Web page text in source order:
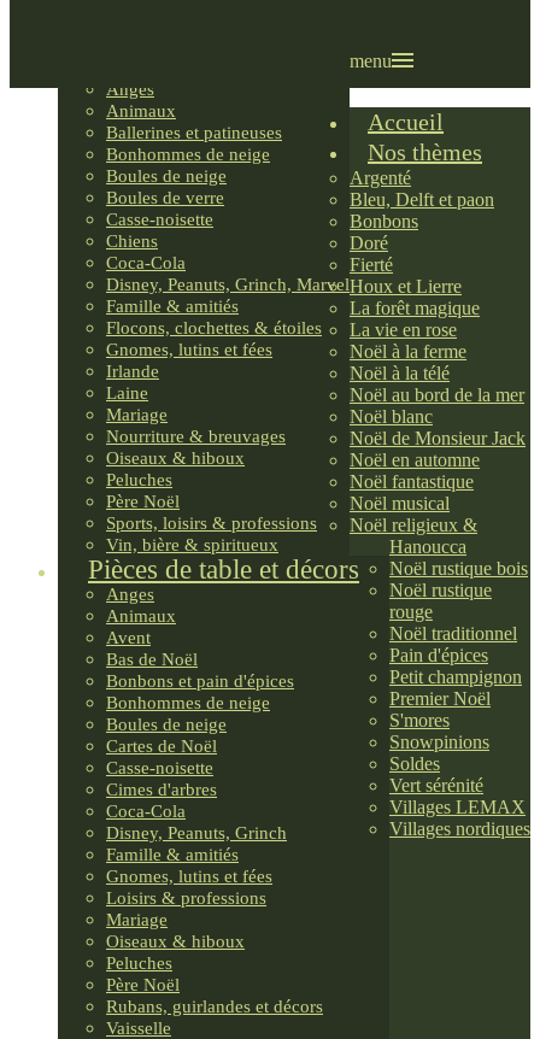
Anges
Animaux
Ballerines et patineuses
Bonhommes de neige
Boules de neige
Boules de verre
Casse-noisette
Chiens
Coca-Cola
Disney, Peanuts, Grinch, Marvel
Famille & amitiés
Flocons, clochettes & étoiles
Gnomes, lutins et fées
Irlande
Laine
Mariage
Nourriture & breuvages
Oiseaux & hiboux
Peluches
Père Noël
Sports, loisirs & professions
Vin, bière & spiritueux
Pièces de table et décors
Anges
Animaux
Avent
Bas de Noël
Bonbons et pain d'épices
Bonhommes de neige
Boules de neige
Cartes de Noël
Casse-noisette
Cimes d'arbres
Coca-Cola
Disney, Peanuts, Grinch
Famille & amitiés
Gnomes, lutins et fées
Loisirs & professions
Mariage
Oiseaux & hiboux
Peluches
Père Noël
Rubans, guirlandes et décors
Vaisselle
menu
Accueil
Nos thèmes
Argenté
Bleu, Delft et paon
Bonbons
Doré
Fierté
Houx et Lierre
La forêt magique
La vie en rose
Noël à la ferme
Noël à la télé
Noël au bord de la mer
Noël blanc
Noël de Monsieur Jack
Noël en automne
Noël fantastique
Noël musical
Noël religieux &
Hanoucca
Noël rustique bois
Noël rustique
rouge
Noël traditionnel
Pain d'épices
Petit champignon
Premier Noël
S'mores
Snowpinions
Soldes
Vert sérénité
Villages LEMAX
Villages nordiques